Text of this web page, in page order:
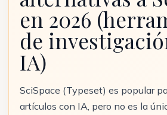
en 2026
de
IA)
SciSpace (Typeset) es popular
artículos con IA, pero no es la